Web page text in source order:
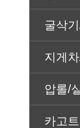
굴삭
지게
압롤/
카고